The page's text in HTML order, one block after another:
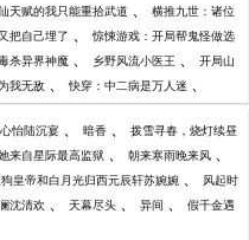
天赋的我只能重拾武道 、 横推九世：诸位
把自己埋了 、 惊悚游戏：开局帮鬼怪做选
杀异界神魔 、 乡野风流小医王 、 开局山
我无敌 、 快穿：中二病是万人迷 、
怡陆沉宴 、 暗香 、 拨雪寻春，烧灯续昼
来自星际最高监狱 、 朝来寒雨晚来风 、
皇帝和白月光归西元辰轩苏婉婉 、 风起时
沈清欢 、 天幕尽头 、 异间 、 假千金遇